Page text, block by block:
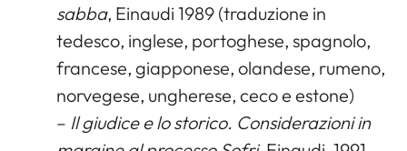
sabba, Einaudi 1989 (traduzione in
tedesco, inglese, portoghese, spagnolo,
francese, giapponese, olandese, rumeno,
norvegese, ungherese, ceco e estone)
– Il giudice e lo storico. Considerazioni in